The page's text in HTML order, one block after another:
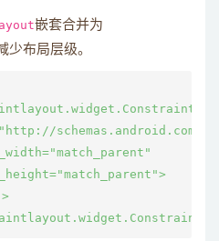
嵌套合并为
少布局层级。
schemas.android.com/